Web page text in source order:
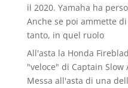
il 2020. Yamaha ha
Anche se poi ammette
tanto, in quel ruolo
All'asta la Honda
"veloce" di Captain Slow
Messa all'asta di una